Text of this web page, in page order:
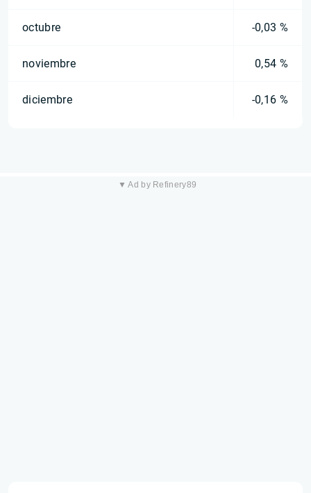
octubre -0,03 %
noviembre 0,54 %
diciembre -0,16 %
▼ Ad by Refinery89